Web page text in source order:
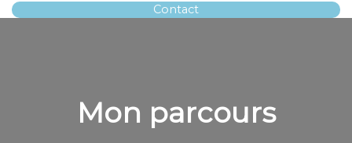
Contact
Mon parcours